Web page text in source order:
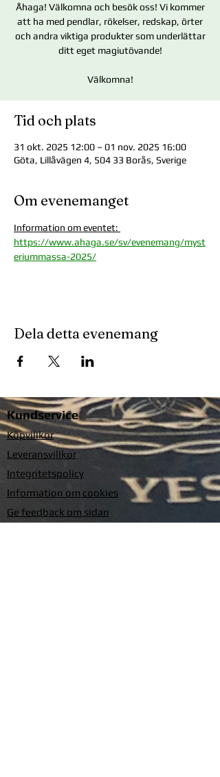
Åhaga! Välkomna och besök oss! Vi kommer
att ha med pendlar, rökelser, redskap, örter
och andra viktiga produkter som underlättar
ditt eget magiutövande!
Välkomna!
Tid och plats
31 okt. 2025 12:00 – 01 nov. 2025 16:00
Göta, Lillåvägen 4, 504 33 Borås, Sverige
Om evenemanget
Information om eventet:
https://www.ahaga.se/sv/evenemang/myst
eriummassa-2025/
Dela detta evenemang
Kundservice
Köpvillkor
Leveransvillkor
Integritetspolicy
Information om cookies
Ge feedback om sidan